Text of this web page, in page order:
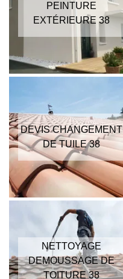
PEINTURE
EXTÉRIEURE 38
DEVIS CHANGEMENT
DE TUILE 38
NETTOYAGE
DEMOUSSAGE DE
TOITURE 38